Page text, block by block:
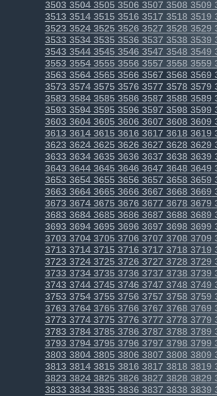
35033504350535063507 35083509
35133514351535163517 35183519
35233524352535263527 35283529
35333534353535363537 35383539
35433544354535463547 35483549
35533554355535563557 35583559
3563356435653566356735683569
3573357435753576357735783579
3583358435853586358735883589
3593359435953596359735983599
3603360436053606360736083609
3613361436153616361736183619
3623362436253626362736283629
3633363436353636363736383639
3643364436453646364736483649
3653365436553656365736583659
3663366436653666366736683669
3673367436753676367736783679
3683368436853686368736883689
3693369436953696369736983699
3703370437053706370737083709
3713371437153716371737183719
37233724372537263727 37283729
37333734373537363737 37383739
37433744374537463747 37483749
37533754375537563757 37583759
37633764376537663767 37683769
3773377437753776377737783779
37833784378537863787 37883789
37933794379537963797 37983799
38033804380538063807 38083809
38133814381538163817 38183819
38233824382538263827 38283829
38333834383538363837 38383839